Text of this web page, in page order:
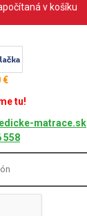
v košíku
€
tu!
matrace.sk
558